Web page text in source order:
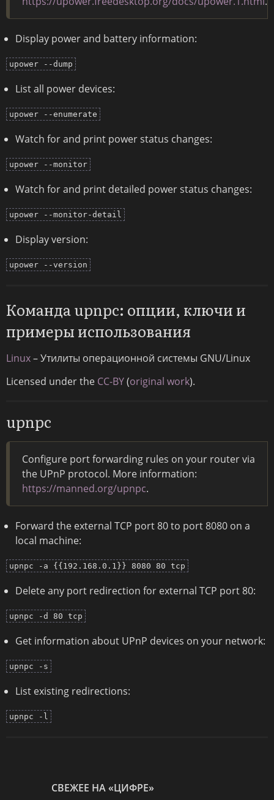
Display power and battery information:
upower --dump
List all power devices:
upower --enumerate
Watch for and print power status changes:
upower --monitor
Watch for and print detailed power status changes:
upower --monitor-detail
Display version:
upower --version
Команда upnpc: опции, ключи и
примеры использования
Linux– Утилиты операционной системы GNU/Linux
Licensed under the CC-BY(original work).
upnpc
Configure port forwarding rules on your router via
the UPnP protocol. More information:
https://manned.org/upnpc.
Forward the external TCP port 80 to port 8080 on a
local machine:
upnpc -a {{192.168.0.1}} 8080 80 tcp
Delete any port redirection for external TCP port 80:
upnpc -d 80 tcp
Get information about UPnP devices on your network:
upnpc -s
List existing redirections:
upnpc -l
СВЕЖЕЕ НА «ЦИФРЕ»